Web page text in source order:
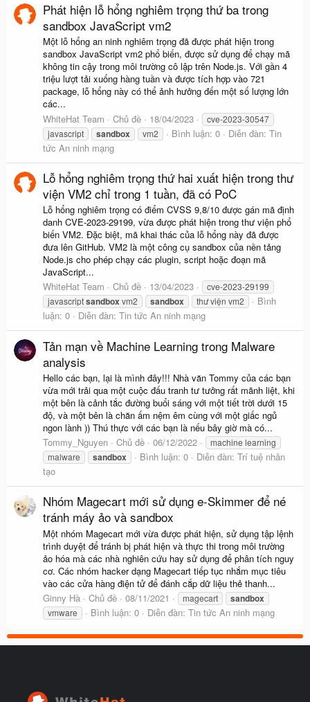
Phát hiện lỗ hổng nghiêm trọng thứ ba trong
sandbox JavaScript vm2
Một lỗ hổng an ninh nghiêm trọng đã được phát hiện trong
sandbox JavaScript vm2 phổ biến, được sử dụng để chạy mã
không tin cậy trong môi trường cô lập trên Node.js. Với gần 4
triệu lượt tải xuống hàng tuần và được tích hợp vào 721
package, lỗ hổng này có thể ảnh hưởng đến một số lượng lớn
các...
WhiteHat Team
Chủ đề 18/04/2023
cve-2023-30547
javascript
sandbox vm2 Bình luận: 0 Diễn đàn: Tin
tức An ninh mạng
Lỗ hổng nghiêm trọng thứ hai xuất hiện trong thư
viện VM2 chỉ trong 1 tuần, đã có PoC
Lỗ hổng nghiêm trọng có điểm CVSS 9,8/10 được gán mã định
danh CVE-2023-29199, vừa được phát hiện trong thư viện phổ
biến VM2. Đặc biệt, mã khai thác của lỗ hổng này đã được
đưa lên GitHub. VM2 là một công cụ sandbox của nền tảng
Node.js cho phép chạy các plugin, script hoặc đoạn mã
JavaScript...
WhiteHat Team
Chủ đề 13/04/2023
cve-2023-29199
javascriptsandbox vm2 sandbox thư viện vm2
Bình
luận: 0
Diễn đàn: Tin tức An ninh mạng
Tản mạn về Machine Learning trong Malware
analysis
Hello các bạn, lại là mình đây!!! Nhà văn Tommy của các bạn
vừa mới trải qua một cuộc đấu tranh tư tưởng rất mãnh liệt, khi
một bên là cảnh tắc đường buổi sáng với một tiết trời dưới 15
độ, và một bên là chăn ấm nệm êm cùng với một giấc ngủ
ngon lành )) Thú thực với các bạn là nếu bây giờ mà có...
Tommy_Nguyen
Chủ đề 06/12/2022
machine learning
malware
sandbox Bình luận: 0 Diễn đàn: Trí tuệ nhân
tạo
Nhóm Magecart mới sử dụng e-Skimmer để né
tránh máy ảo và sandbox
Một nhóm Magecart mới vừa được phát hiện, sử dụng tập lệnh
trình duyệt để tránh bị phát hiện và thực thi trong môi trường
ảo hóa mà các nhà nghiên cứu hay sử dụng để phân tích nguy
cơ. Các nhóm hacker dạng Magecart tiếp tục nhắm mục tiêu
vào các cửa hàng điện tử để đánh cắp dữ liệu thẻ thanh...
Ginny Hà
Chủ đề 08/11/2021 magecart sandbox
vmware Bình luận: 0 Diễn đàn: Tin tức An ninh mạng